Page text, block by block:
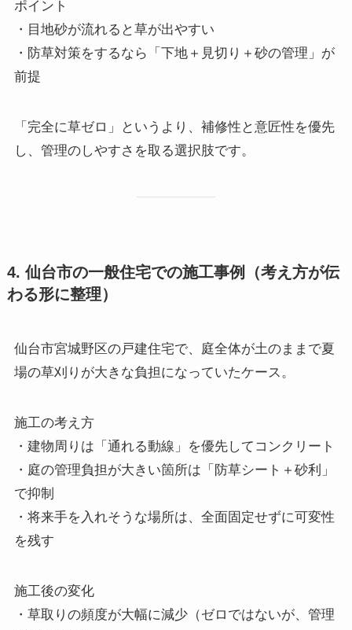
ポイント
・目地砂が流れると草が出やすい
・防草対策をするなら「下地＋見切り＋砂の管理」が
前提
「完全に草ゼロ」というより、補修性と意匠性を優先
し、管理のしやすさを取る選択肢です。
4. 仙台市の一般住宅での施工事例（考え方が伝
わる形に整理）
仙台市宮城野区の戸建住宅で、庭全体が土のままで夏
場の草刈りが大きな負担になっていたケース。
施工の考え方
・建物周りは「通れる動線」を優先してコンクリート
・庭の管理負担が大きい箇所は「防草シート＋砂利」
で抑制
・将来手を入れそうな場所は、全面固定せずに可変性
を残す
施工後の変化
・草取りの頻度が大幅に減少（ゼロではないが、管理